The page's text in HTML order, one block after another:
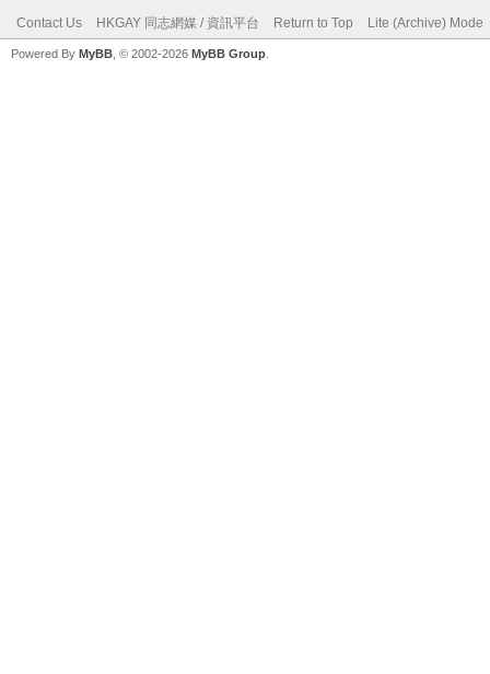
Contact Us HKGAY 同志網媒 / 資訊平台 Return to Top Lite (Archive) Mode
Powered By MyBB , © 2002-2026 MyBB Group